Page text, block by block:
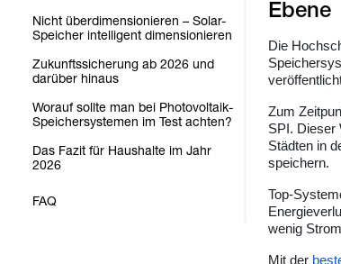
Nicht überdimensionieren – Solar-
Speicher intelligent dimensionieren
Zukunftssicherung ab 2026 und
darüber hinaus
Worauf sollte man bei Photovoltaik-
Speichersystemen im Test achten?
Das Fazit für Haushalte im Jahr
2026
FAQ
Die
Zum
SPI. Dieser
Städten in
speichern.
Top-
wenig
Mit der